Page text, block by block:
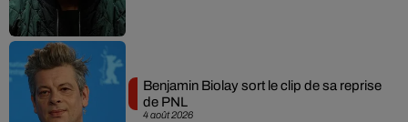
4 août 2026
Benjamin Biolay sort le clip de sa reprise
de PNL